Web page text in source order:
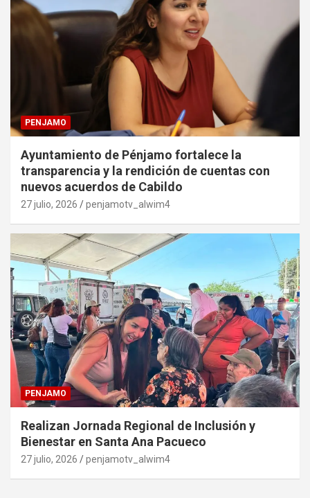
PENJAMO
Ayuntamiento de Pénjamo fortalece la
transparencia y la rendición de cuentas con
nuevos acuerdos de Cabildo
27 julio, 2026 penjamotv_alwim4
PENJAMO
Realizan Jornada Regional de Inclusión y
Bienestar en Santa Ana Pacueco
27 julio, 2026 penjamotv_alwim4